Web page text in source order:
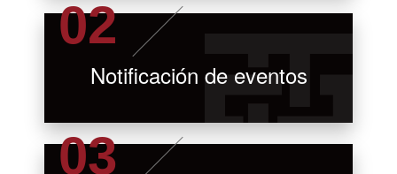
Notificación de eventos